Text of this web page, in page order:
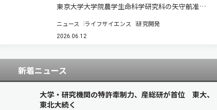
東京大学大学院農学生命科学研究科の矢守航准教
研究により、レーザーダイオード（LD）を用いた
精密な光制御が植物の光合成や成長を劇的に変化
ニュース ライフサイエンス 研究開発
2026.06.12
新着ニュース
大学・研究機関の特許牽制力、産総研が首位 東大、
東北大続く